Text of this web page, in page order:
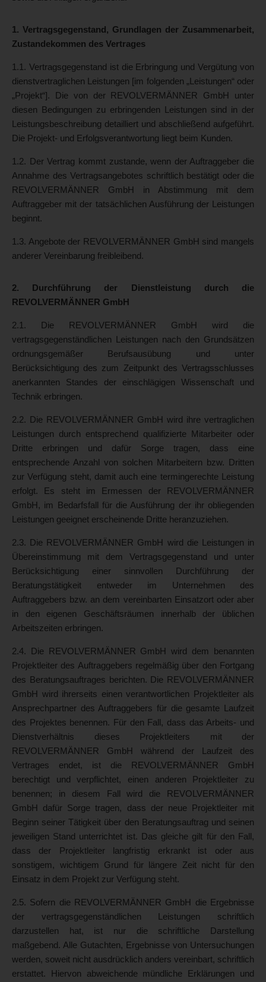
1. Vertragsgegenstand, Grundlagen der Zusammenarbeit,
Zustandekommen des Vertrages
1.1. Vertragsgegenstand ist die Erbringung und Vergütung von
dienstvertraglichen Leistungen [im folgenden „Leistungen“ oder
„Projekt“]. Die von der REVOLVERMÄNNER GmbH unter
diesen Bedingungen zu erbringenden Leistungen sind in der
Leistungsbeschreibung detailliert und abschließend aufgeführt.
Die Projekt- und Erfolgsverantwortung liegt beim Kunden.
1.2. Der Vertrag kommt zustande, wenn der Auftraggeber die
Annahme des Vertragsangebotes schriftlich bestätigt oder die
REVOLVERMÄNNER GmbH in Abstimmung mit dem
Auftraggeber mit der tatsächlichen Ausführung der Leistungen
beginnt.
1.3. Angebote der REVOLVERMÄNNER GmbH sind mangels
anderer Vereinbarung freibleibend.
2. Durchführung der Dienstleistung durch die
REVOLVERMÄNNER GmbH
2.1. Die REVOLVERMÄNNER GmbH wird die
vertragsgegenständlichen Leistungen nach den Grundsätzen
ordnungsgemäßer Berufsausübung und unter
Berücksichtigung des zum Zeitpunkt des Vertragsschlusses
anerkannten Standes der einschlägigen Wissenschaft und
Technik erbringen.
2.2. Die REVOLVERMÄNNER GmbH wird ihre vertraglichen
Leistungen durch entsprechend qualifizierte Mitarbeiter oder
Dritte erbringen und dafür Sorge tragen, dass eine
entsprechende Anzahl von solchen Mitarbeitern bzw. Dritten
zur Verfügung steht, damit auch eine termingerechte Leistung
erfolgt. Es steht im Ermessen der REVOLVERMÄNNER
GmbH, im Bedarfsfall für die Ausführung der ihr obliegenden
Leistungen geeignet erscheinende Dritte heranzuziehen.
2.3. Die REVOLVERMÄNNER GmbH wird die Leistungen in
Übereinstimmung mit dem Vertragsgegenstand und unter
Berücksichtigung einer sinnvollen Durchführung der
Beratungstätigkeit entweder im Unternehmen des
Auftraggebers bzw. an dem vereinbarten Einsatzort oder aber
in den eigenen Geschäftsräumen innerhalb der üblichen
Arbeitszeiten erbringen.
2.4. Die REVOLVERMÄNNER GmbH wird dem benannten
Projektleiter des Auftraggebers regelmäßig über den Fortgang
des Beratungsauftrages berichten. Die REVOLVERMÄNNER
GmbH wird ihrerseits einen verantwortlichen Projektleiter als
Ansprechpartner des Auftraggebers für die gesamte Laufzeit
des Projektes benennen. Für den Fall, dass das Arbeits- und
Dienstverhältnis dieses Projektleiters mit der
REVOLVERMÄNNER GmbH während der Laufzeit des
Vertrages endet, ist die REVOLVERMÄNNER GmbH
berechtigt und verpflichtet, einen anderen Projektleiter zu
benennen; in diesem Fall wird die REVOLVERMÄNNER
GmbH dafür Sorge tragen, dass der neue Projektleiter mit
Beginn seiner Tätigkeit über den Beratungsauftrag und seinen
jeweiligen Stand unterrichtet ist. Das gleiche gilt für den Fall,
dass der Projektleiter langfristig erkrankt ist oder aus
sonstigem, wichtigem Grund für längere Zeit nicht für den
Einsatz in dem Projekt zur Verfügung steht.
2.5. Sofern die REVOLVERMÄNNER GmbH die Ergebnisse
der vertragsgegenständlichen Leistungen schriftlich
darzustellen hat, ist nur die schriftliche Darstellung
maßgebend. Alle Gutachten, Ergebnisse von Untersuchungen
werden, soweit nicht ausdrücklich anders vereinbart, schriftlich
erstattet. Hiervon abweichende mündliche Erklärungen und